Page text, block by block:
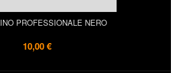
PROFESSIONALE NERO
10,00 €